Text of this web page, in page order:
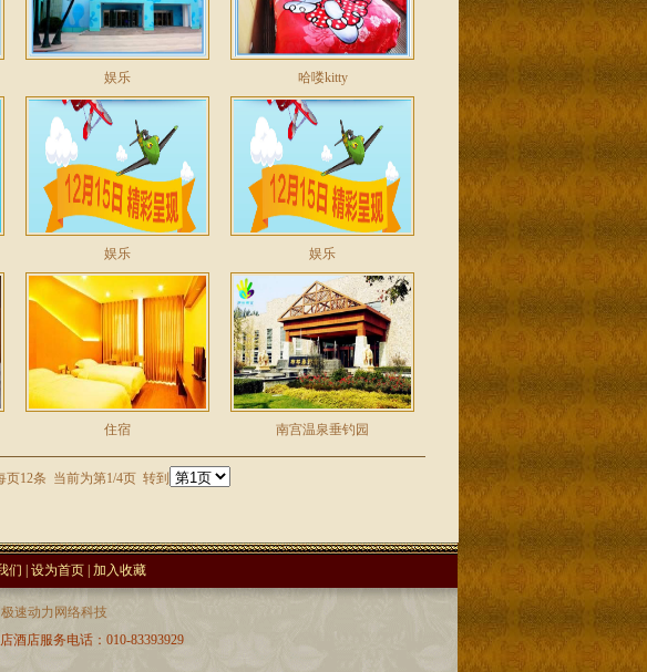
娱乐 哈喽kitty
娱乐 娱乐
住宿 南宫温泉垂钓园
12条 当前为第1/4页 转到
们 设为首页 加入收藏
极速动力网络科技
店服务电话：010-83393929